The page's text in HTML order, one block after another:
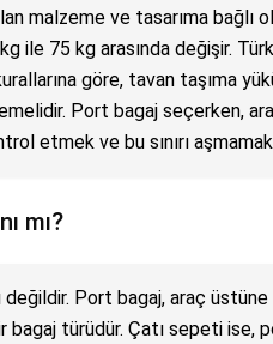
malzeme ve tasarıma bağlı
ile 75 kg arasında değişir.
göre, tavan taşıma
Port bagaj seçerken,
etmek ve bu sınırı
mı?
değildir. Port bagaj, araç
bagaj türüdür. Çatı sepeti ise,